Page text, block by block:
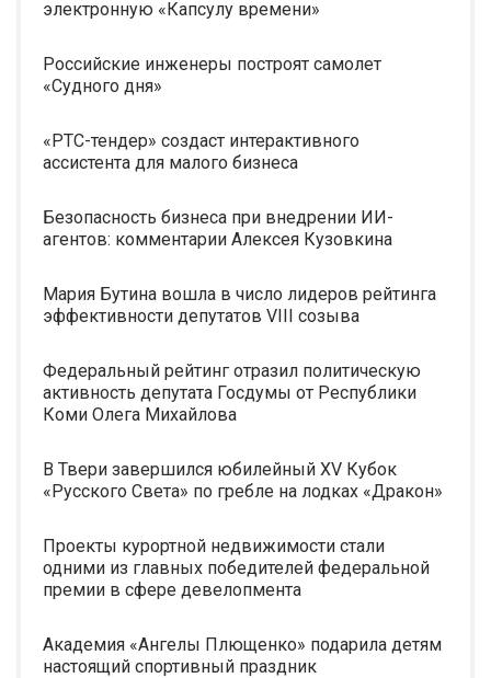
электронную «Капсулу времени»
Российские инженеры построят самолет
«Судного дня»
«РТС-тендер» создаст интерактивного
ассистента для малого бизнеса
Безопасность бизнеса при внедрении ИИ-
агентов: комментарии Алексея Кузовкина
Мария Бутина вошла в число лидеров рейтинга
эффективности депутатов VIII созыва
Федеральный рейтинг отразил политическую
активность депутата Госдумы от Республики
Коми Олега Михайлова
В Твери завершился юбилейный XV Кубок
«Русского Света» по гребле на лодках «Дракон»
Проекты курортной недвижимости стали
одними из главных победителей федеральной
премии в сфере девелопмента
Академия «Ангелы Плющенко» подарила детям
настоящий спортивный праздник